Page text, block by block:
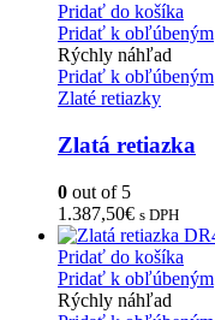
Pridať do košíka
Pridať k obľúbeným
Rýchly náhľad
Pridať k obľúbeným
Zlaté retiazky
Zlatá retiazka
0 out of 5
1.387,50€ s DPH
Pridať do košíka
Pridať k obľúbeným
Rýchly náhľad